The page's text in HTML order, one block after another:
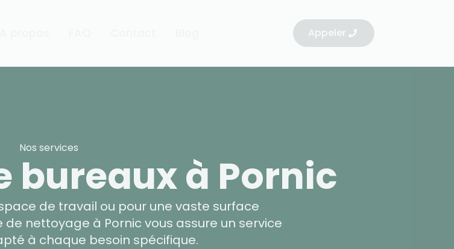
Appeler
Nos services
bureaux à Pornic
de travail ou pour une vaste surface
nettoyage à Pornic vous assure un service
à chaque besoin spécifique.